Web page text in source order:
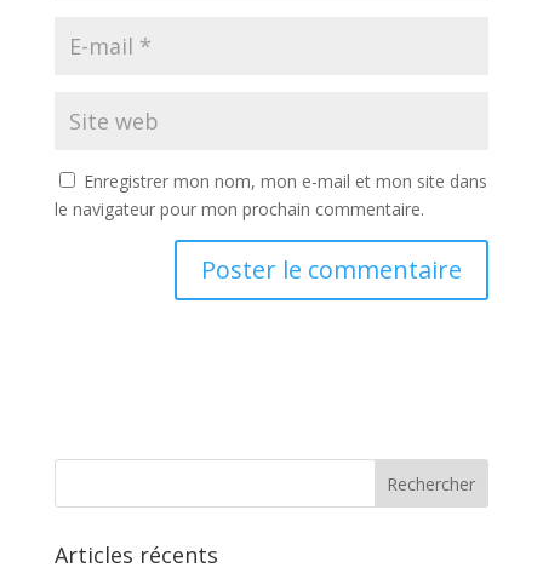
Enregistrer mon nom, mon e-mail et mon site dans
le navigateur pour mon prochain commentaire.
Articles récents